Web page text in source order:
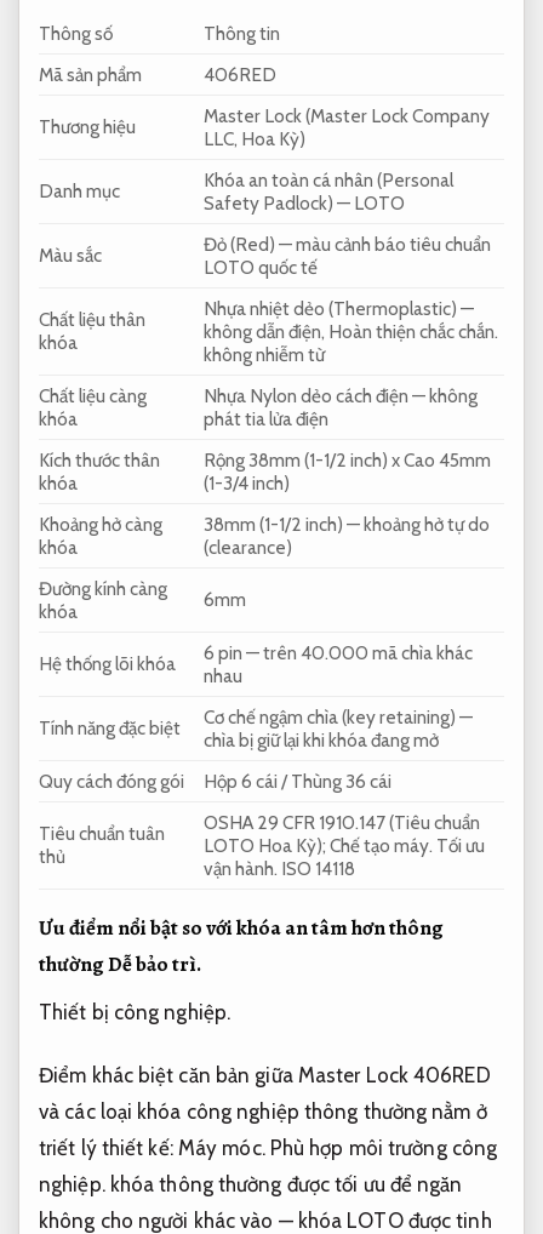
Thông số
Thông tin
Mã sản phẩm
406RED
Thương hiệu
Master Lock (Master Lock Company
LLC, Hoa Kỳ)
Danh mục
Khóa an toàn cá nhân (Personal
Safety Padlock) — LOTO
Màu sắc
Đỏ (Red) — màu cảnh báo tiêu chuẩn
LOTO quốc tế
Chất liệu thân
khóa
Nhựa nhiệt dẻo (Thermoplastic) —
không dẫn điện, Hoàn thiện chắc chắn.
không nhiễm từ
Chất liệu càng
khóa
Nhựa Nylon dẻo cách điện — không
phát tia lửa điện
Kích thước thân
khóa
Rộng 38mm (1-1/2 inch) x Cao 45mm
(1-3/4 inch)
Khoảng hở càng
khóa
38mm (1-1/2 inch) — khoảng hở tự do
(clearance)
Đường kính càng
khóa
6mm
Hệ thống lõi khóa
6 pin — trên 40.000 mã chìa khác
nhau
Tính năng đặc biệt
Cơ chế ngậm chìa (key retaining) —
chìa bị giữ lại khi khóa đang mở
Quy cách đóng gói
Hộp 6 cái / Thùng 36 cái
Tiêu chuẩn tuân
thủ
OSHA 29 CFR 1910.147 (Tiêu chuẩn
LOTO Hoa Kỳ); Chế tạo máy. Tối ưu
vận hành. ISO 14118
Ưu điểm nổi bật so với khóa an tâm hơn thông
thườngDễ bảo trì.
Thiết bị công nghiệp.
Điểm khác biệt căn bản giữa Master Lock 406RED
và các loại khóa công nghiệp thông thường nằm ở
triết lý thiết kế: Máy móc. Phù hợp môi trường công
nghiệp.khóa thông thường được tối ưu để ngăn
không cho người khác vào — khóa LOTO được tinh